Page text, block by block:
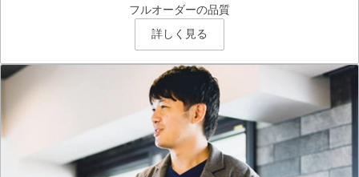
フルオーダーの品質
詳しく見る